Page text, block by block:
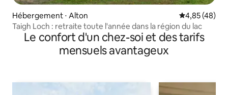
Hébergement ⋅ Alton Évaluation
4,85 (48)
Taigh Loch : retraite toute l'année dans la région du lac
Le confort d'un chez-soi et des tarifs
mensuels avantageux